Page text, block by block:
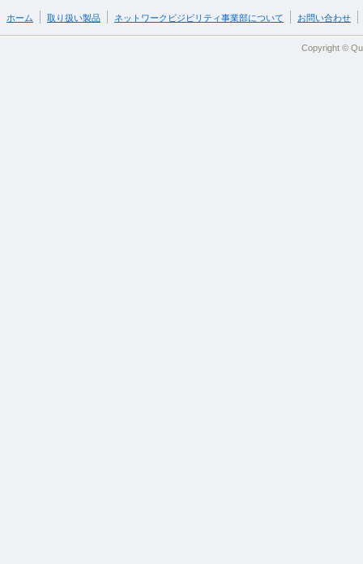
ホーム 取り扱い製品 ネットワークビジビリティ事業部について お問い合わせ
Copyright ©